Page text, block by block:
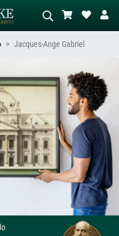
a cena – ex: prado verde,
com muito vermelho, pintura
óleo escura, nu em pé ao lado de
uma árvore.
Jacques-Ange Gabriel